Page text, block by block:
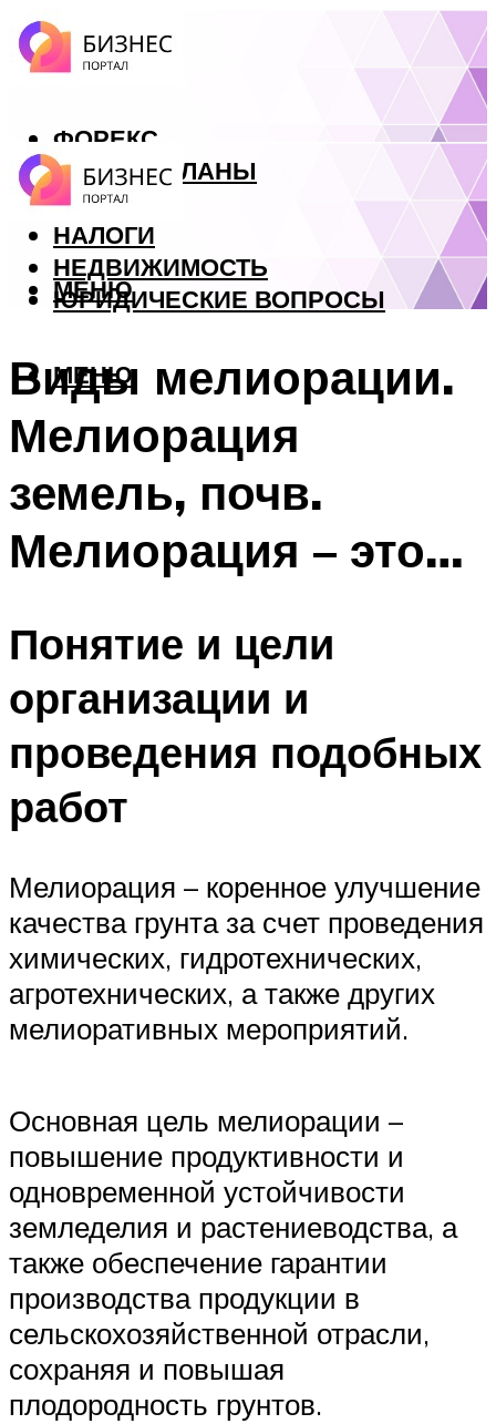
ФОРЕКС
БИЗНЕС ПЛАНЫ
КРЕДИТЫ
НАЛОГИ
НЕДВИЖИМОСТЬ
ЮРИДИЧЕСКИЕ ВОПРОСЫ
МЕНЮ
МЕНЮ
Виды мелиорации.
Мелиорация
земель, почв.
Мелиорация – это…
Понятие и цели
организации и
проведения подобных
работ
Мелиорация – коренное улучшение
качества грунта за счет проведения
химических, гидротехнических,
агротехнических, а также других
мелиоративных мероприятий.
Основная цель мелиорации –
повышение продуктивности и
одновременной устойчивости
земледелия и растениеводства, а
также обеспечение гарантии
производства продукции в
сельскохозяйственной отрасли,
сохраняя и повышая
плодородность грунтов.